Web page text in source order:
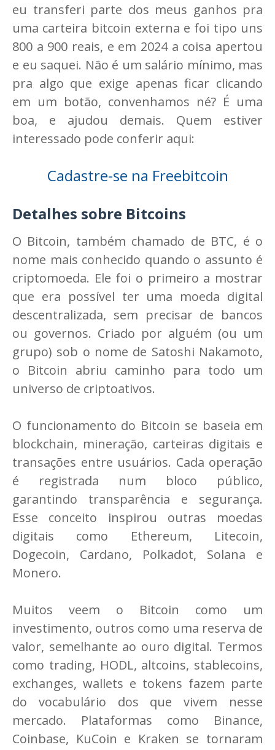
eu transferi parte dos meus ganhos pra
uma carteira bitcoin externa e foi tipo uns
800 a 900 reais, e em 2024 a coisa apertou
e eu saquei. Não é um salário mínimo, mas
pra algo que exige apenas ficar clicando
em um botão, convenhamos né? É uma
boa, e ajudou demais. Quem estiver
interessado pode conferir aqui:
Cadastre-se na Freebitcoin
Detalhes sobre Bitcoins
O Bitcoin, também chamado de BTC, é o
nome mais conhecido quando o assunto é
criptomoeda. Ele foi o primeiro a mostrar
que era possível ter uma moeda digital
descentralizada, sem precisar de bancos
ou governos. Criado por alguém (ou um
grupo) sob o nome de Satoshi Nakamoto,
o Bitcoin abriu caminho para todo um
universo de criptoativos.
O funcionamento do Bitcoin se baseia em
blockchain, mineração, carteiras digitais e
transações entre usuários. Cada operação
é registrada num bloco público,
garantindo transparência e segurança.
Esse conceito inspirou outras moedas
digitais como Ethereum, Litecoin,
Dogecoin, Cardano, Polkadot, Solana e
Monero.
Muitos veem o Bitcoin como um
investimento, outros como uma reserva de
valor, semelhante ao ouro digital. Termos
como trading, HODL, altcoins, stablecoins,
exchanges, wallets e tokens fazem parte
do vocabulário dos que vivem nesse
mercado. Plataformas como Binance,
Coinbase, KuCoin e Kraken se tornaram